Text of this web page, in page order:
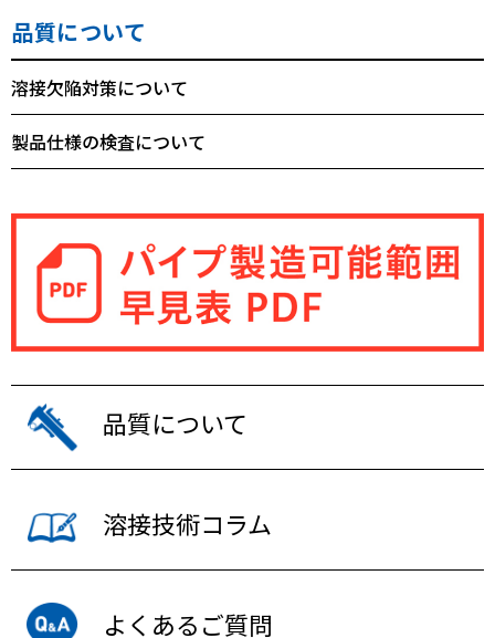
品質について
溶接欠陥対策について
製品仕様の検査について
品質について
溶接技術コラム
よくあるご質問